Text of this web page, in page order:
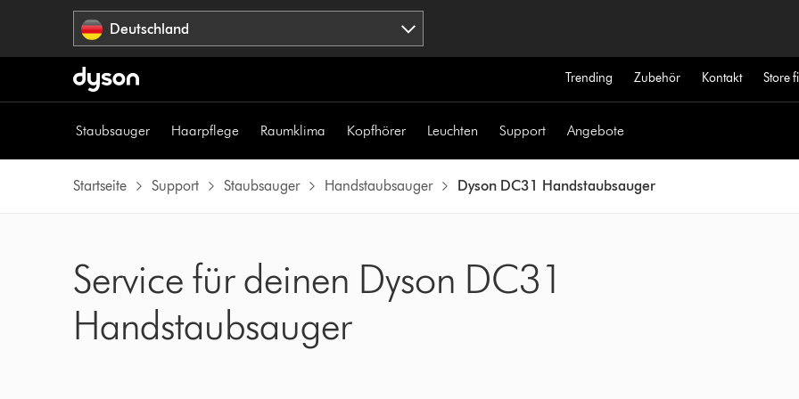
Deutschland
Trending Zubehör Kontakt Store
Staubsauger Haarpflege Raumklima Kopfhörer Leuchten Support Angebote
Startseite Support Staubsauger Handstaubsauger Dyson DC31 Handstaubsauger
Service für deinen Dyson DC31
Handstaubsauger